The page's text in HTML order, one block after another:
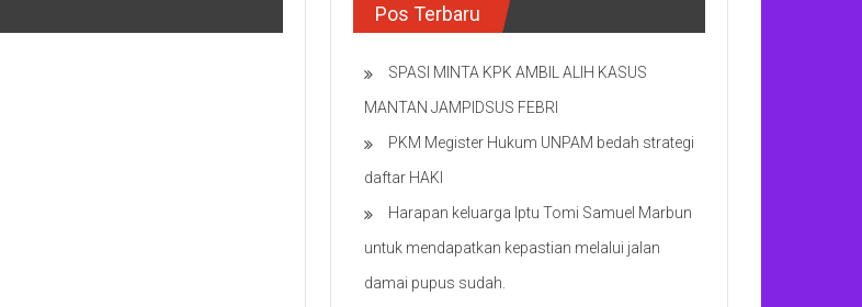
Pos Terbaru
SPASI MINTA KPK AMBIL ALIH KASUS
MANTAN JAMPIDSUS FEBRI
PKM Megister Hukum UNPAM bedah strategi
daftar HAKI
Harapan keluarga Iptu Tomi Samuel Marbun
untuk mendapatkan kepastian melalui jalan
damai pupus sudah.